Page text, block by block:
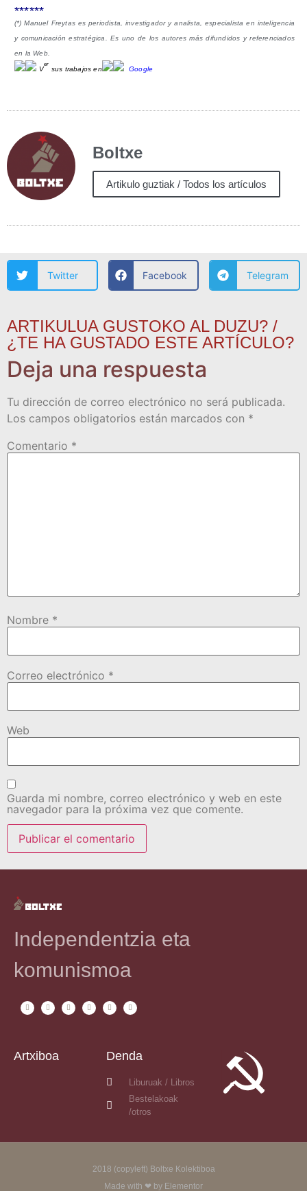
******
(*) Manuel Frey­tas es perio­dis­ta, inves­ti­ga­dor y ana­lis­ta, espe­cia­lis­ta en inte­li­gen­cia
y comu­ni­ca­ción estra­té­gi­ca. Es uno de los auto­res más difun­di­dos y refe­ren­cia­dos
en la Web.
V
er
sus tra­ba­jos en Goo­gle
Boltxe
Artikulo guztiak / Todos los artículos
Twitter Facebook Telegram
ARTIKULUA GUSTOKO AL DUZU? /
¿TE HA GUSTADO ESTE ARTÍCULO?
Deja una respuesta
Tu dirección de correo electrónico no será publicada.
Los campos obligatorios están marcados con *
Comentario *
Nombre *
Correo electrónico *
Web
Guarda mi nombre, correo electrónico y web en este
navegador para la próxima vez que comente.
Independentzia eta
komunismoa
Artxiboa Denda
Liburuak / Libros
Bestelakoak
/otros
2018 (copyleft) Boltxe Kolektiboa
Made with ❤ by Elementor